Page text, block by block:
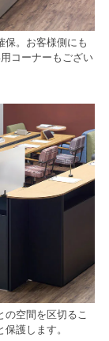
保。お客様側にも
コーナーもござい
の空間を区切るこ
護します。